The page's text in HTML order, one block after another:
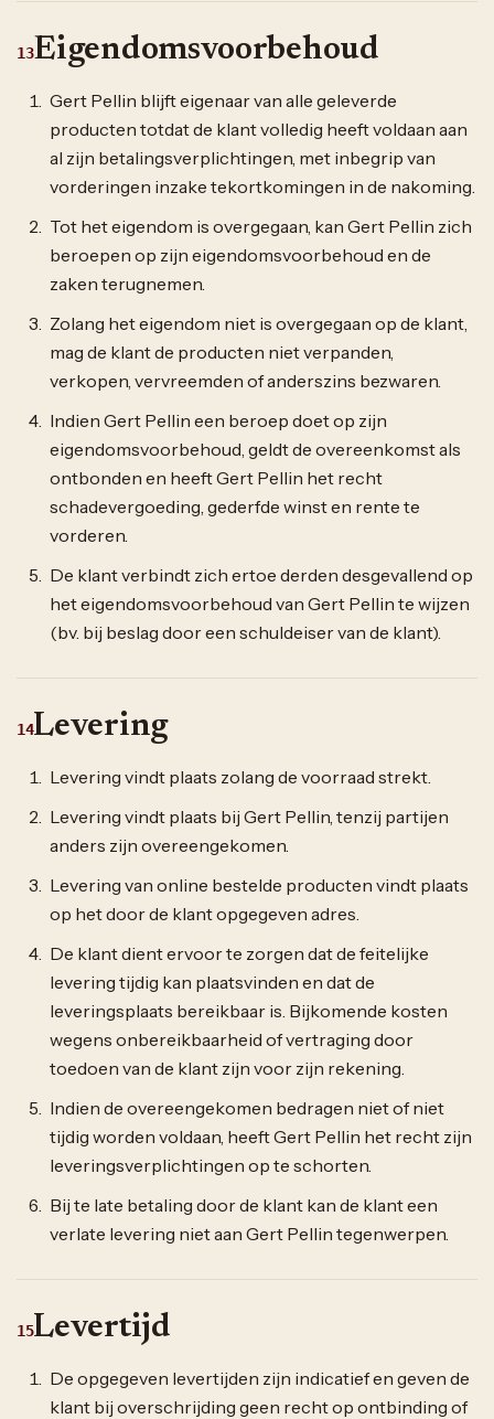
13Eigendomsvoorbehoud
Gert Pellin blijft eigenaar van alle geleverde
producten totdat de klant volledig heeft voldaan aan
al zijn betalingsverplichtingen, met inbegrip van
vorderingen inzake tekortkomingen in de nakoming.
Tot het eigendom is overgegaan, kan Gert Pellin zich
beroepen op zijn eigendomsvoorbehoud en de
zaken terugnemen.
Zolang het eigendom niet is overgegaan op de klant,
mag de klant de producten niet verpanden,
verkopen, vervreemden of anderszins bezwaren.
Indien Gert Pellin een beroep doet op zijn
eigendomsvoorbehoud, geldt de overeenkomst als
ontbonden en heeft Gert Pellin het recht
schadevergoeding, gederfde winst en rente te
vorderen.
De klant verbindt zich ertoe derden desgevallend op
het eigendomsvoorbehoud van Gert Pellin te wijzen
(bv. bij beslag door een schuldeiser van de klant).
14Levering
Levering vindt plaats zolang de voorraad strekt.
Levering vindt plaats bij Gert Pellin, tenzij partijen
anders zijn overeengekomen.
Levering van online bestelde producten vindt plaats
op het door de klant opgegeven adres.
De klant dient ervoor te zorgen dat de feitelijke
levering tijdig kan plaatsvinden en dat de
leveringsplaats bereikbaar is. Bijkomende kosten
wegens onbereikbaarheid of vertraging door
toedoen van de klant zijn voor zijn rekening.
Indien de overeengekomen bedragen niet of niet
tijdig worden voldaan, heeft Gert Pellin het recht zijn
leveringsverplichtingen op te schorten.
Bij te late betaling door de klant kan de klant een
verlate levering niet aan Gert Pellin tegenwerpen.
15Levertijd
De opgegeven levertijden zijn indicatief en geven de
klant bij overschrijding geen recht op ontbinding of